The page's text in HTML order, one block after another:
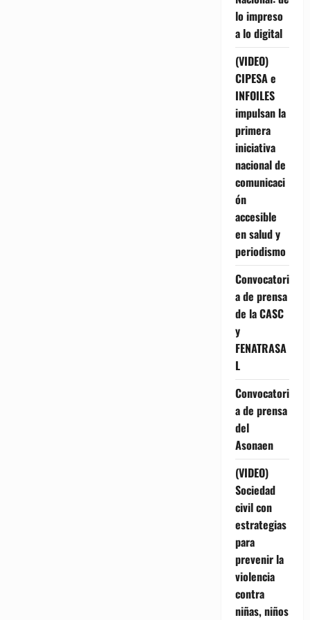
lo impreso
a lo digital
(VIDEO)
CIPESA e
INFOILES
impulsan la
primera
iniciativa
nacional de
comunicaci
ón
accesible
en salud y
periodismo
Convocatori
a de prensa
de la CASC
y
FENATRASA
L
Convocatori
a de prensa
del
Asonaen
(VIDEO)
Sociedad
civil con
estrategias
para
prevenir la
violencia
contra
niñas, niños